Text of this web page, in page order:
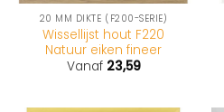
20 MM DIKTE (F200-SERIE)
Wissellijst hout F220
Natuur eiken fineer
Vanaf 23,59